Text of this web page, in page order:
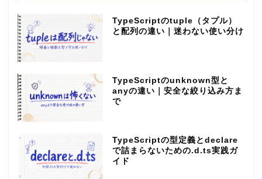
TypeScriptのtuple（タプル）
と配列の違い｜迷わない使い分け
TypeScriptのunknown型と
anyの違い｜安全な絞り込み方ま
で
TypeScriptの型定義とdeclare
で詰まらないための.d.ts実践ガ
イド